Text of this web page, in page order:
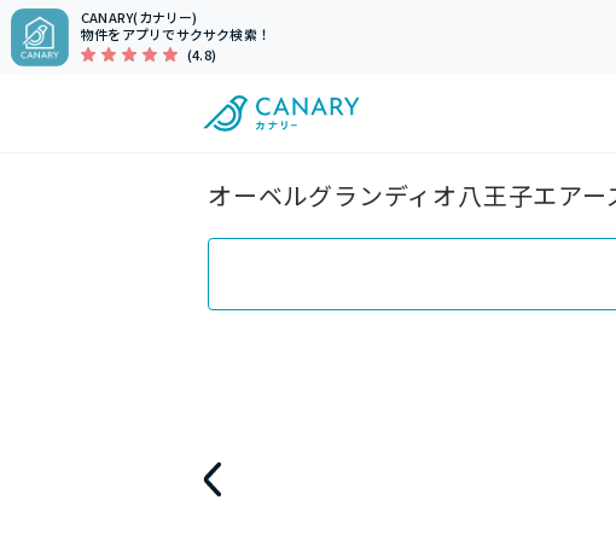
CANARY(カナリー)
物件をアプリでサクサク検索！
(4.8)
オーベルグランディオ八王子エア